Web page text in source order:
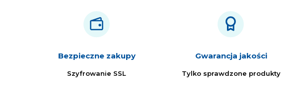
Bezpieczne zakupy
Szyfrowanie SSL
Gwarancja jakości
Tylko sprawdzone produkty